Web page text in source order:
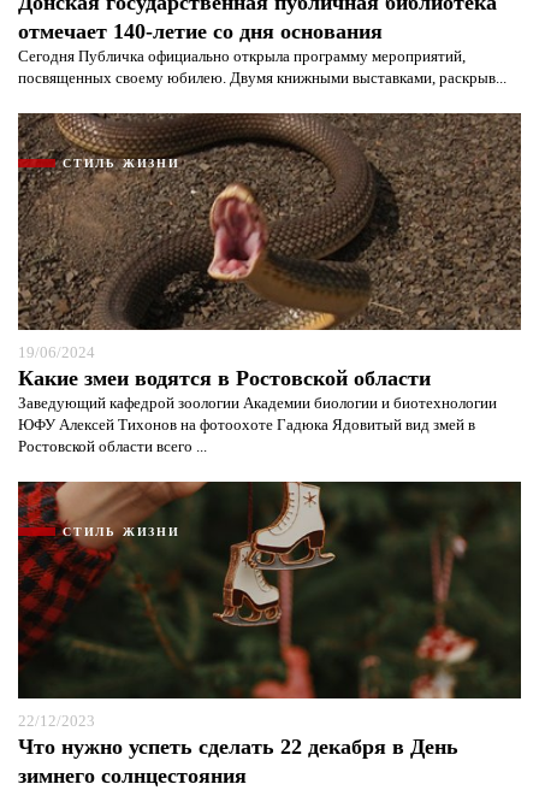
отмечает 140-летие со дня основания
Сегодня Публичка официально открыла программу мероприятий,
посвященных своему юбилею. Двумя книжными выставками, раскрыв...
СТИЛЬ ЖИЗНИ
19/06/2024
Какие змеи водятся в Ростовской области
Заведующий кафедрой зоологии Академии биологии и биотехнологии
ЮФУ Алексей Тихонов на фотоохоте Гадюка Ядовитый вид змей в
Ростовской области всего ...
СТИЛЬ ЖИЗНИ
22/12/2023
Что нужно успеть сделать 22 декабря в День
зимнего солнцестояния
защиты информации*
Я согласен сполитикой конфиденциальности и
защиты информации*